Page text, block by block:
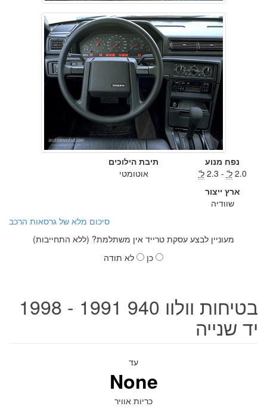
נפח מנוע
2.0 ל' - 2.3 ל'
תיבת הילוכים
אוטומטי
ארץ ייצור
שוודיה
סיכום מלא של גרסאות הרכב
מעוניין לבצע עסקת טרייד אין משתלמת? (ללא התחייבות)
כן
לא תודה
בטיחות וולוו 940 1991 - 1998
יד שנייה
עד
None
כריות אוויר